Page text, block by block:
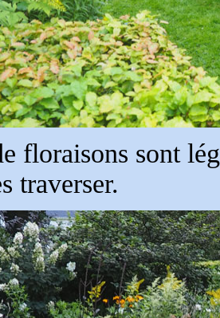
floraisons sont
traverser.